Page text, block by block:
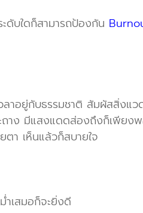
ดับใดก็สามารถป้องกัน
วลาอยู่กับธรรมชาติ สัมผัสสิ่งแ
ถาง มีแสงแดดส่องถึงก็เพียง
า เห็นแล้วก็สบายใจ
เสมอก็จะยิ่งดี